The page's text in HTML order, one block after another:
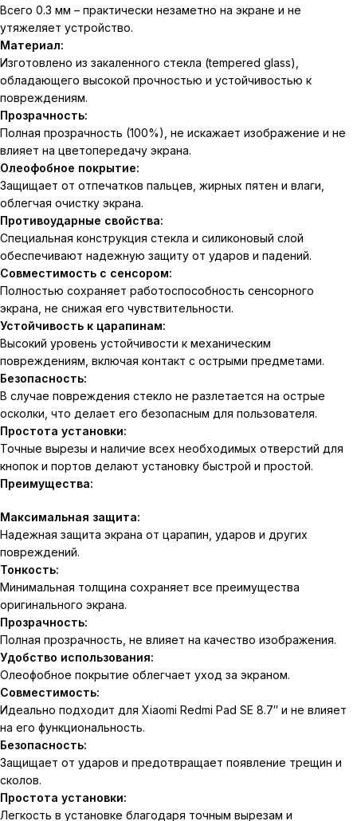
Всего 0.3 мм – практически незаметно на экране и не
утяжеляет устройство.
Материал:
Изготовлено из закаленного стекла (tempered glass),
обладающего высокой прочностью и устойчивостью к
повреждениям.
Прозрачность:
Полная прозрачность (100%), не искажает изображение и не
влияет на цветопередачу экрана.
Олеофобное покрытие:
Защищает от отпечатков пальцев, жирных пятен и влаги,
облегчая очистку экрана.
Противоударные свойства:
Специальная конструкция стекла и силиконовый слой
обеспечивают надежную защиту от ударов и падений.
Совместимость с сенсором:
Полностью сохраняет работоспособность сенсорного
экрана, не снижая его чувствительности.
Устойчивость к царапинам:
Высокий уровень устойчивости к механическим
повреждениям, включая контакт с острыми предметами.
Безопасность:
В случае повреждения стекло не разлетается на острые
осколки, что делает его безопасным для пользователя.
Простота установки:
Точные вырезы и наличие всех необходимых отверстий для
кнопок и портов делают установку быстрой и простой.
Преимущества:
Максимальная защита:
Надежная защита экрана от царапин, ударов и других
повреждений.
Тонкость:
Минимальная толщина сохраняет все преимущества
оригинального экрана.
Прозрачность:
Полная прозрачность, не влияет на качество изображения.
Удобство использования:
Олеофобное покрытие облегчает уход за экраном.
Совместимость:
Идеально подходит для Xiaomi Redmi Pad SE 8.7″ и не влияет
на его функциональность.
Безопасность:
Защищает от ударов и предотвращает появление трещин и
сколов.
Простота установки:
Легкость в установке благодаря точным вырезам и